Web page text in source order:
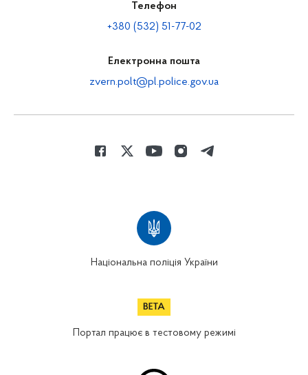
Телефон
+380 (532) 51-77-02
Електронна пошта
zvern.polt@pl.police.gov.ua
Національна поліція України
Портал працює в тестовому режимі